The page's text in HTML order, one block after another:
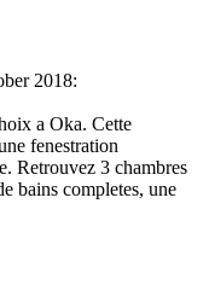
2018:
a Oka. Cette
fenestration
Retrouvez 3 chambres
bains completes, une